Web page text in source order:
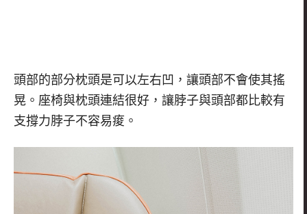
頭部的部分枕頭是可以左右凹，讓頭部不會使其搖
晃。座椅與枕頭連結很好，讓脖子與頭部都比較有
支撐力脖子不容易痠。